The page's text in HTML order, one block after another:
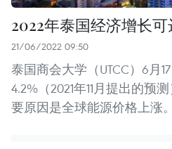
2022年泰国经济增长可
21/06/2022 09:50
泰国商会大学（UTCC）6月
4.2%（2021年11月提出的预
要原因是全球能源价格上涨。